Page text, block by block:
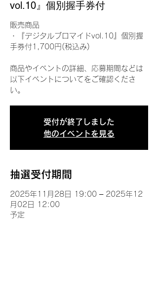
vol.10』個別握手券付
販売商品
・『デジタルブロマイドvol.10』個別握
手券付1,700円(税込み)
商品やイベントの詳細、応募期間などは
以下イベントについてをご確認くださ
い。
受付が終了しました
他のイベントを見る
抽選受付期間
2025年11月28日 19:00 – 2025年12
月02日 12:00
予定